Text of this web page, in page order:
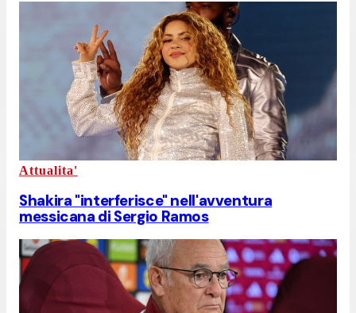
Attualita'
Shakira "interferisce" nell'avventura
messicana di Sergio Ramos